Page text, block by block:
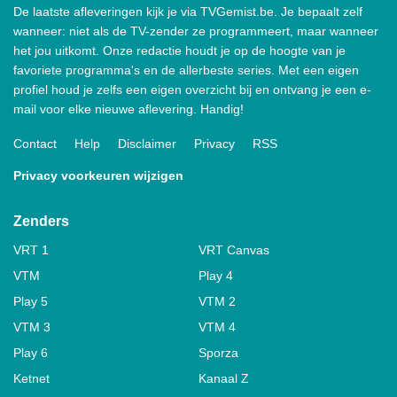
De laatste afleveringen kijk je via TVGemist.be. Je bepaalt zelf
wanneer: niet als de TV-zender ze programmeert, maar wanneer
het jou uitkomt. Onze redactie houdt je op de hoogte van je
favoriete programma's en de allerbeste series. Met een eigen
profiel houd je zelfs een eigen overzicht bij en ontvang je een e-
mail voor elke nieuwe aflevering. Handig!
Contact Help Disclaimer Privacy RSS
Privacy voorkeuren wijzigen
Zenders
VRT 1
VRT Canvas
VTM
Play 4
Play 5
VTM 2
VTM 3
VTM 4
Play 6
Sporza
Ketnet
Kanaal Z